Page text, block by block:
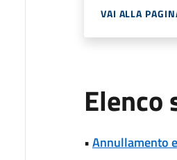
VAI ALLA
•Annullamento